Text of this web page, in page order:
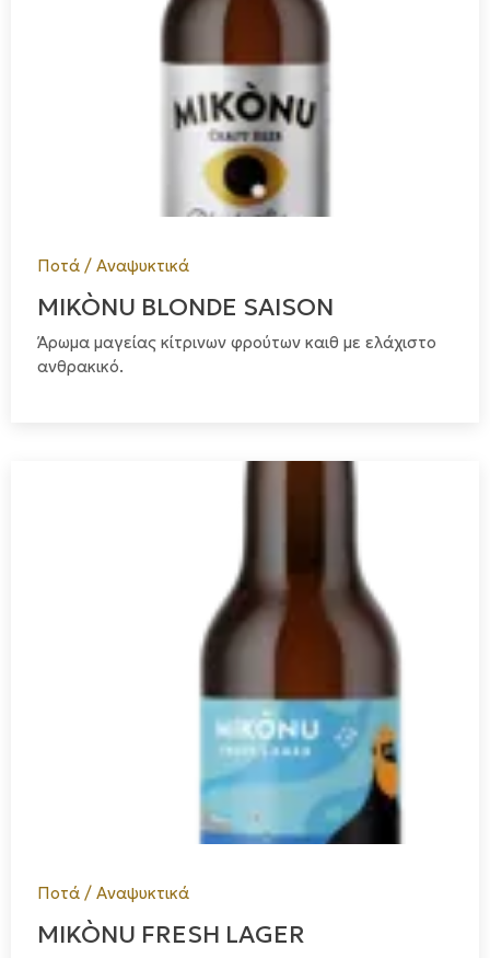
Ποτά / Αναψυκτικά
MIKÒNU BLONDE SAISON
Άρωμα μαγείας κίτρινων φρούτων καιθ με ελάχιστο
ανθρακικό.
Ποτά / Αναψυκτικά
MIKÒNU FRESH LAGER